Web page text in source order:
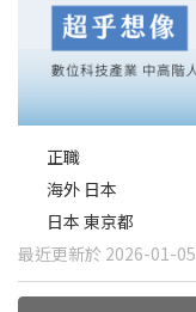
正職
海外 日本
日本 東京都
最近更新於 2026-01-05